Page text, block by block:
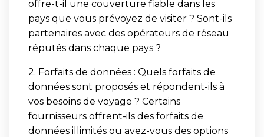
offre-t-il une couverture fiable dans les
pays que vous prévoyez de visiter ? Sont-ils
partenaires avec des opérateurs de réseau
réputés dans chaque pays ?
2. Forfaits de données : Quels forfaits de
données sont proposés et répondent-ils à
vos besoins de voyage ? Certains
fournisseurs offrent-ils des forfaits de
données illimités ou avez-vous des options